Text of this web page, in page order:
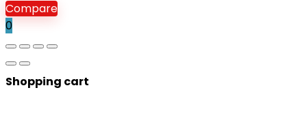
Compare
0
Shopping cart